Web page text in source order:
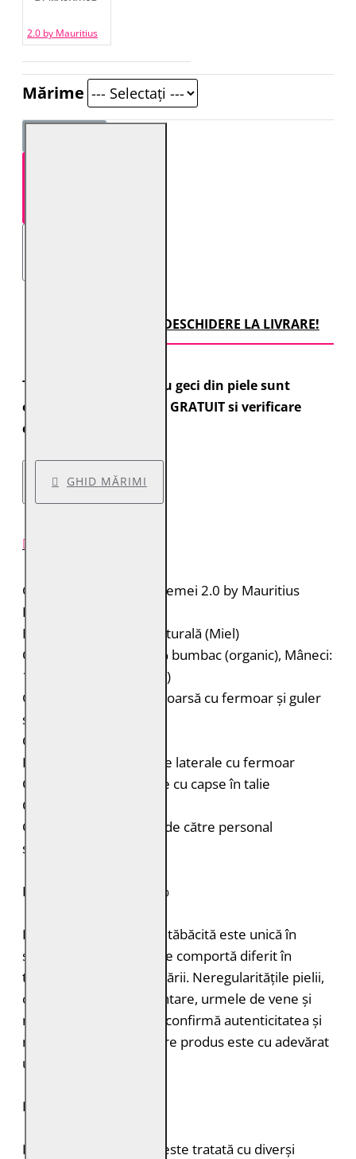
2.0 by Mauritius
Mărime
TRANSPORT CU DESCHIDERE LA LIVRARE!
Toate comenzile pentru geci din piele sunt
expediate cu transport GRATUIT si verificare
colet.
GHID MĂRIMI
Geacă de piele pentru femei 2.0 by Mauritius
Brand: 2.0 by Mauritius
Material: 100% piele naturală (Miel)
Căptușeală: Corp: 100% bumbac (organic), Mâneci:
100% poliester (reciclat)
Geacă biker de piele întoarsă cu fermoar și guler
stand-up cu capse
Cusături decorative
Două buzunare verticale laterale cu fermoar
Curele laterale reglabile cu capse în talie
Croială: Slim Fit
Curățare: Spălare doar de către personal
specializat
PIELE NATURALĂ: 100%
Fiecare bucată de piele tăbăcită este unică în
structură, grosimea și se comportă diferit în
timpul vopsirii și procesării. Neregularitățile pielii,
cum ar fi petele pigmentare, urmele de vene și
mușcăturile de insecte confirmă autenticitatea și
naturalețea pielii. Fiecare produs este cu adevărat
unic.
DURABILITATE
Pielea tăbăcită vegetal este tratată cu diverși